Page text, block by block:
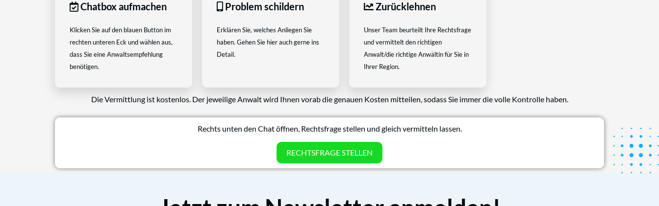
Chatbox aufmachen
Klicken Sie auf den blauen Button im
rechten unteren Eck und wählen aus,
dass Sie eine Anwaltsempfehlung
benötigen.
Problem schildern
Erklären Sie, welches Anliegen Sie
haben. Gehen Sie hier auch gerne ins
Detail.
Zurücklehnen
Unser Team beurteilt Ihre Rechtsfrage
und vermittelt den richtigen
Anwalt/die richtige Anwältin für Sie in
Ihrer Region.
Die Vermittlung ist kostenlos. Der jeweilige Anwalt wird Ihnen vorab die genauen Kosten mitteilen, sodass Sie immer die volle Kontrolle haben.
Rechts unten den Chat öffnen, Rechtsfrage stellen und gleich vermitteln lassen.
RECHTSFRAGE STELLEN